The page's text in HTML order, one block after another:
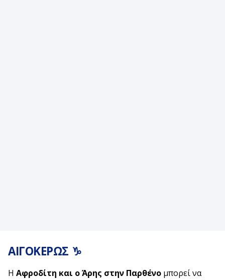
ΑΙΓΟΚΕΡΩΣ ♑
Η Αφροδίτη και ο Άρης στην Παρθένο μπορεί να